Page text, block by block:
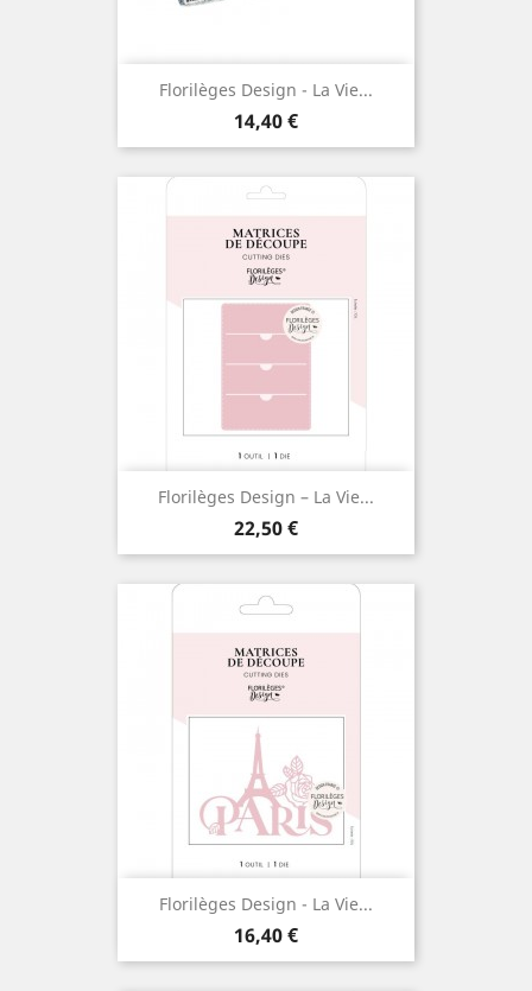
Florilèges Design - La Vie...
Prix
14,40 €
Florilèges Design – La Vie...
Prix
22,50 €
Florilèges Design - La Vie...
Prix
16,40 €